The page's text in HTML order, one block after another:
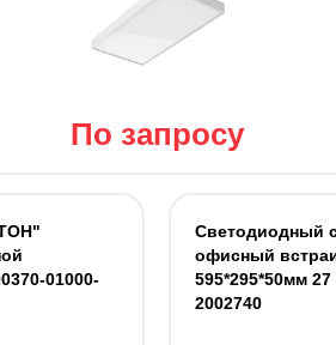
По запросу
01000-
Светодиодный
офисный
595*295*50мм
2002740